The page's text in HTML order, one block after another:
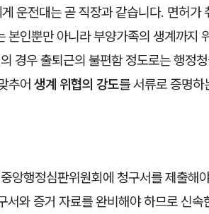
운전대는 곧 직장과 같습니다. 면허가
본인뿐만 아니라 부양가족의 생계까지
경우 출퇴근의 불편함 정도로는 행정
추어 생계 위협의 강도를 서류로 증명하
앙행정심판위원회에 청구서를 제출해
와 증거 자료를 완비해야 하므로 신속